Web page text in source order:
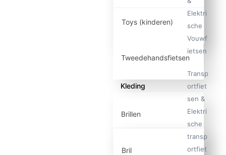
Toys (kinderen)
Tweedehandsfietsen
Kleding
Brillen
Bril
Elektri
sche
Vouwf
ietsen
Transp
ortfiet
sen &
Elektri
sche
transp
ortfiet